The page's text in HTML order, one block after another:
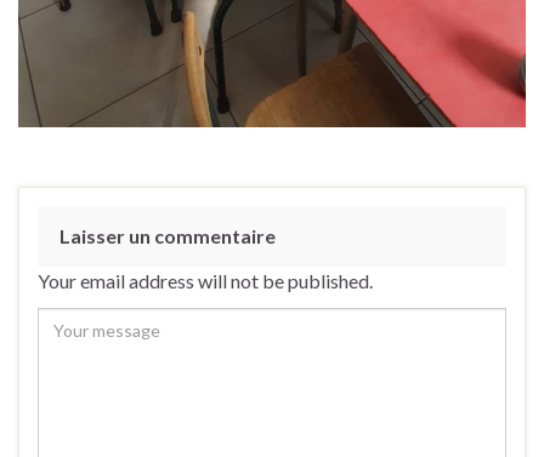
Laisser un commentaire
Your email address will not be published.